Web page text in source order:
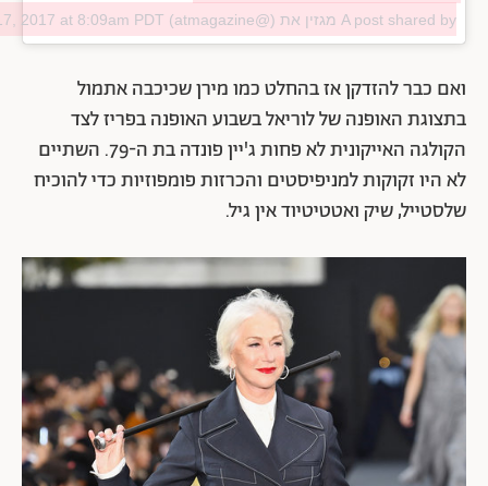
A post shared by מגזין את (@atmagazine) on
2017 at 8:09am PDT
ואם כבר להזדקן אז בהחלט כמו מירן שכיכבה אתמול
בתצוגת האופנה של לוריאל בשבוע האופנה בפריז לצד
הקולגה האייקונית לא פחות ג'יין פונדה בת ה-79. השתיים
לא היו זקוקות למניפיסטים והכרזות פומפוזיות כדי להוכיח
שלסטייל, שיק ואטטיטיוד אין גיל.